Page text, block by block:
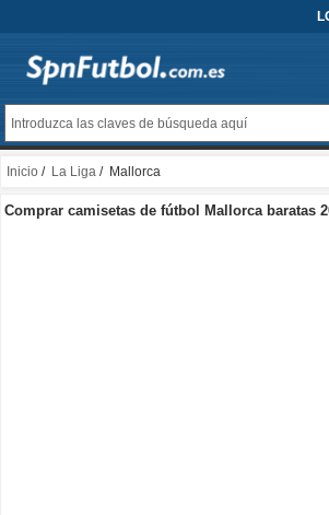
Inicio / La Liga / Mallorca
Comprar camisetas de fútbol Mallorca baratas